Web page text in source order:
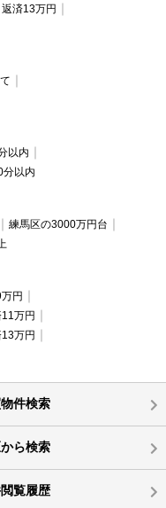
済13万円
以内
分以内
練馬区の3000万円台
円
万円
万円
件検索
ら検索
覧履歴